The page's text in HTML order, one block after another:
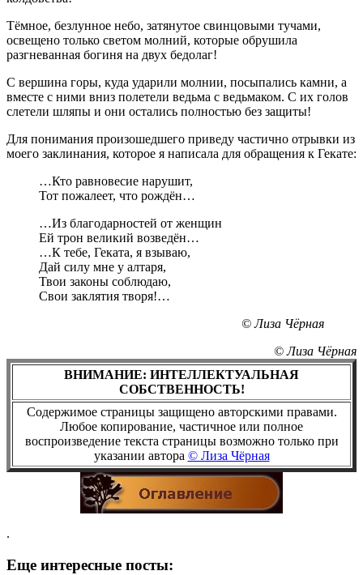
Тёмное, безлунное небо, затянутое свинцовыми тучами,
освещено только светом молний, которые обрушила
разгневанная богиня на двух бедолаг!
С вершина горы, куда ударили молнии, посыпались камни, а
вместе с ними вниз полетели ведьма с ведьмаком. С их голов
слетели шляпы и они остались полностью без защиты!
Для понимания произошедшего приведу частично отрывки из
моего заклинания, которое я написала для обращения к Гекате:
…Кто равновесие нарушит,
Тот пожалеет, что рождён…
…Из благодарностей от женщин
Ей трон великий возведён…
…К тебе, Геката, я взываю,
Дай силу мне у алтаря,
Твои законы соблюдаю,
Свои заклятия творя!…
© Лиза Чёрная
© Лиза Чёрная
ВНИМАНИЕ: ИНТЕЛЛЕКТУАЛЬНАЯ
СОБСТВЕННОСТЬ!
Содержимое страницы защищено авторскими правами.
Любое копирование, частичное или полное
воспроизведение текста страницы возможно только при
указании автора © Лиза Чёрная
.
Еще интересные посты: